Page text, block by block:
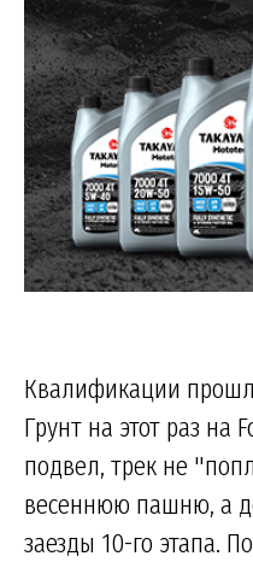
Квалификации
Грунт на этот раз на
подвел, трек не
весеннюю пашню, а
заезды 10-го этапа.